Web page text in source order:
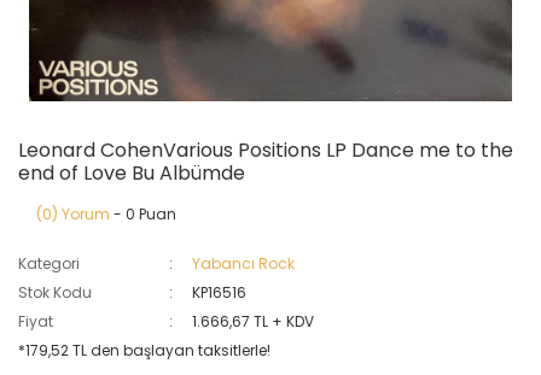
Leonard CohenVarious Positions LP Dance me to the
end of Love Bu Albümde
(0) Yorum - 0 Puan
Kategori
Yabancı Rock
Stok Kodu
KP16516
Fiyat
1.666,67 TL + KDV
*179,52 TL den başlayan taksitlerle!